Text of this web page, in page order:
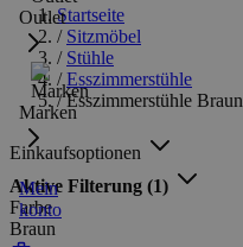
Outlet
Marken
Mein
konto
Startseite
/ Sitzmöbel
/ Stühle
/ Esszimmerstühle
/ Esszimmerstühle Braun
Einkaufsoptionen
Aktive Filterung (1)
Farbe
Braun